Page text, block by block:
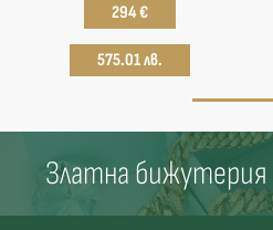
294 €
575.01 лв.
Златна бижутерия